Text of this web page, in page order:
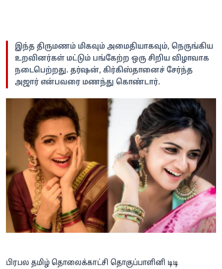
இந்த திருமணம் மிகவும் அமைதியாகவும், நெருங்கிய
உறவினர்கள் மட்டும் பங்கேற்ற ஒரு சிறிய விழாவாக
நடைபெற்றது. தர்ஷன், கிர்கிஸ்தானைச் சேர்ந்த
அஜார் என்பவரை மணந்து கொண்டார்.
பிரபல தமிழ் தொலைக்காட்சி தொகுப்பாளினி டிடி